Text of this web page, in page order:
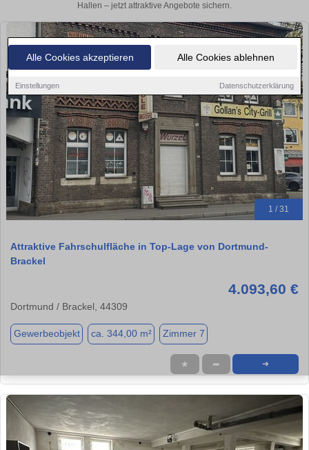
Alle Cookies akzeptieren Alle Cookies ablehnen
Einstellungen Datenschutzerklärung
Hallen – jetzt attraktive Angebote sichern.
1 / 31
Attraktive Fahrschulfläche in Top-Lage von Dortmund-
Brackel
4.093,60 €
Dortmund / Brackel, 44309
Gewerbeobjekt ca. 344,00 m² Zimmer 7
★ ➦ ➜